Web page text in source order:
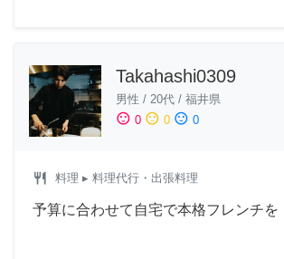
Takahashi0309
男性 / 20代 / 福井県
sentiment_satisfied 0 sentiment_neutral 0 sentiment_dissatisfied 0
restaurant 料理 ▸ 料理代行・出張料理
予算に合わせて自宅で本格フレンチを